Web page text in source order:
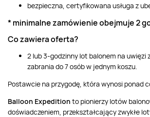
bezpieczna, certyfikowana usługa z
* minimalne zamówienie obejmuje 2
Co zawiera oferta?
2 lub 3-godzinny lot balonem na uwięzi
zabrania do 7 osób w jednym koszu.
Postawcie na przygodę, która wynosi ponad
Balloon Expedition to pionierzy lotów
doświadczeniem, przekształcający zwykłe